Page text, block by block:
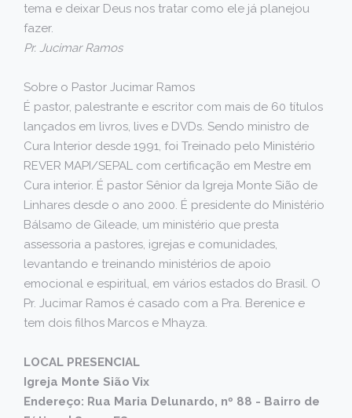
tema e deixar Deus nos tratar como ele já planejou
fazer.
Pr. Jucimar Ramos
Sobre o Pastor Jucimar Ramos
É pastor, palestrante e escritor com mais de 60 títulos
lançados em livros, lives e DVDs. Sendo ministro de
Cura Interior desde 1991, foi Treinado pelo Ministério
REVER MAPI/SEPAL com certificação em Mestre em
Cura interior. É pastor Sênior da Igreja Monte Sião de
Linhares desde o ano 2000. É presidente do Ministério
Bálsamo de Gileade, um ministério que presta
assessoria a pastores, igrejas e comunidades,
levantando e treinando ministérios de apoio
emocional e espiritual, em vários estados do Brasil. O
Pr. Jucimar Ramos é casado com a Pra. Berenice e
tem dois filhos Marcos e Mhayza.
LOCAL PRESENCIAL
Igreja Monte Sião Vix
Endereço: Rua Maria Delunardo, nº 88 - Bairro de